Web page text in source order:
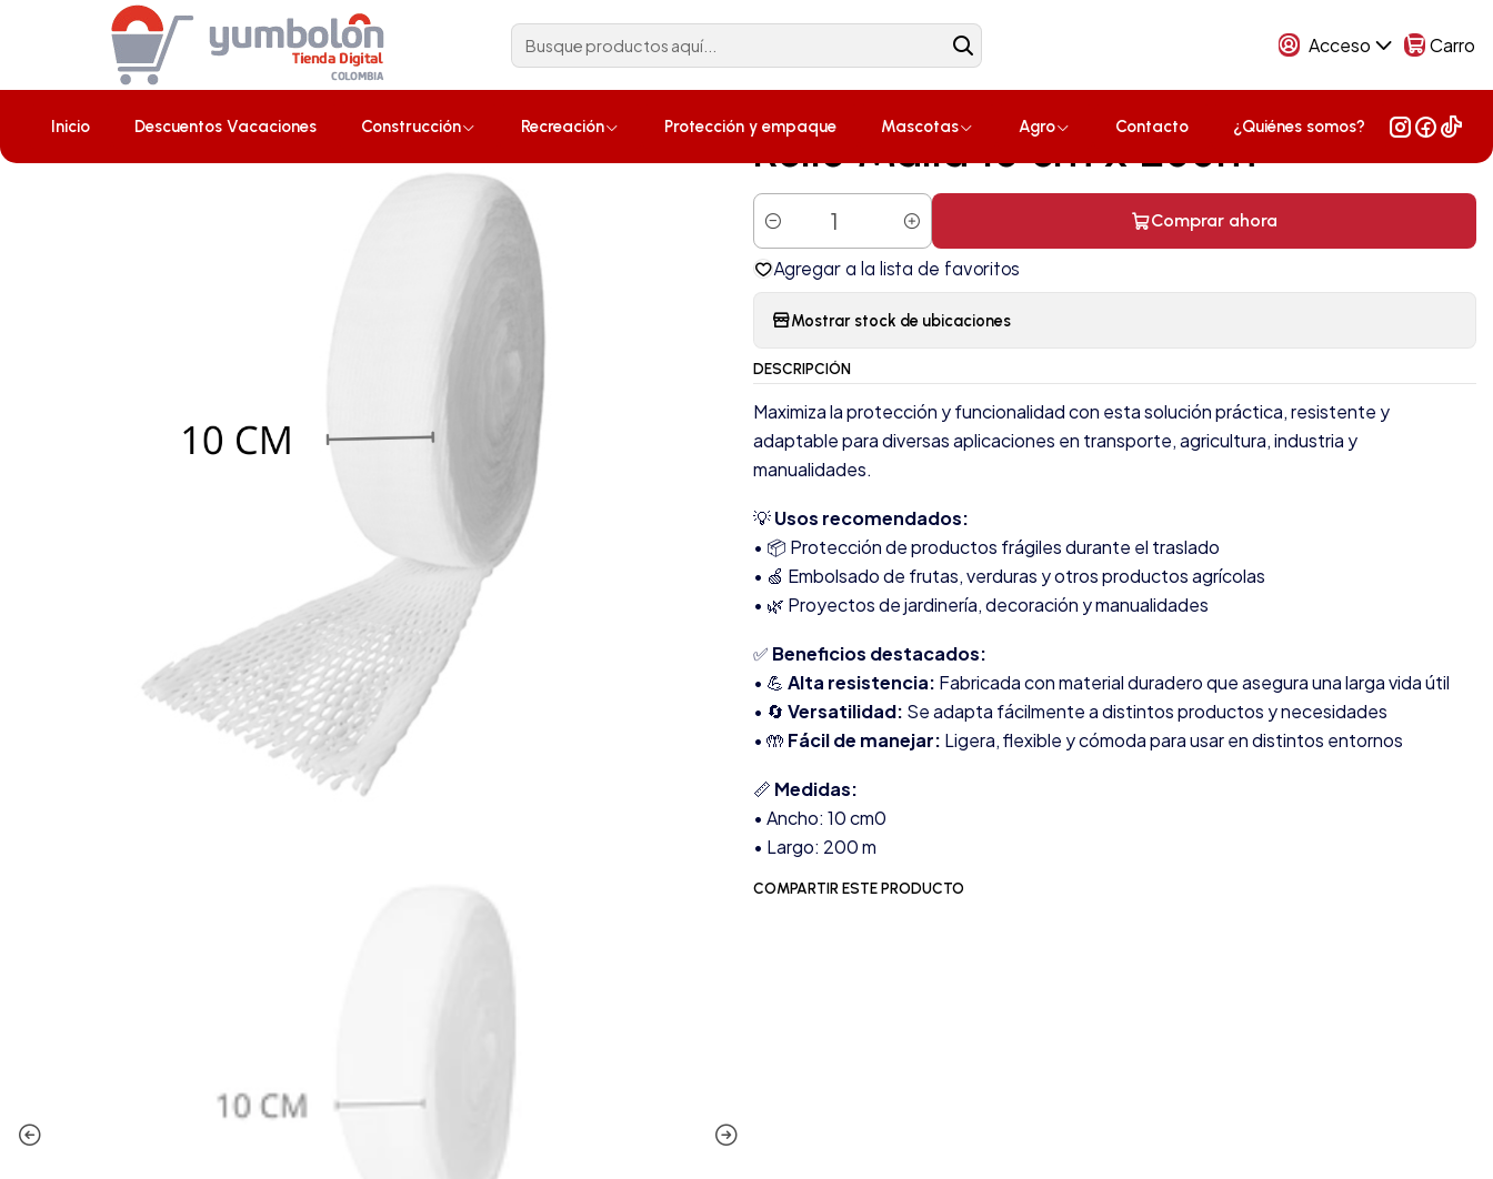
Acceso Carro
Inicio Descuentos Vacaciones Construcción Recreación Protección y empaque Mascotas Agro Contacto ¿Quiénes somos?
Rollo Malla 10 cm x 200m
|
Rollo Malla 10 cm x 200m
Cantidad
Comprar ahora
Agregar a la lista de favoritos
Mostrar stock de ubicaciones
DESCRIPCIÓN
Maximiza la protección y funcionalidad con esta solución práctica, resistente y
adaptable para diversas aplicaciones en transporte, agricultura, industria y
manualidades.
💡Usos recomendados:
• 📦 Protección de productos frágiles durante el traslado
• 🍏 Embolsado de frutas, verduras y otros productos agrícolas
• 🌿 Proyectos de jardinería, decoración y manualidades
✅ Beneficios destacados:
• 💪 Alta resistencia: Fabricada con material duradero que asegura una larga vida útil
• 🔄 Versatilidad: Se adapta fácilmente a distintos productos y necesidades
• 🤲 Fácil de manejar: Ligera, flexible y cómoda para usar en distintos entornos
📏 Medidas:
• Ancho: 10 cm0
• Largo: 200 m
COMPARTIR ESTE PRODUCTO